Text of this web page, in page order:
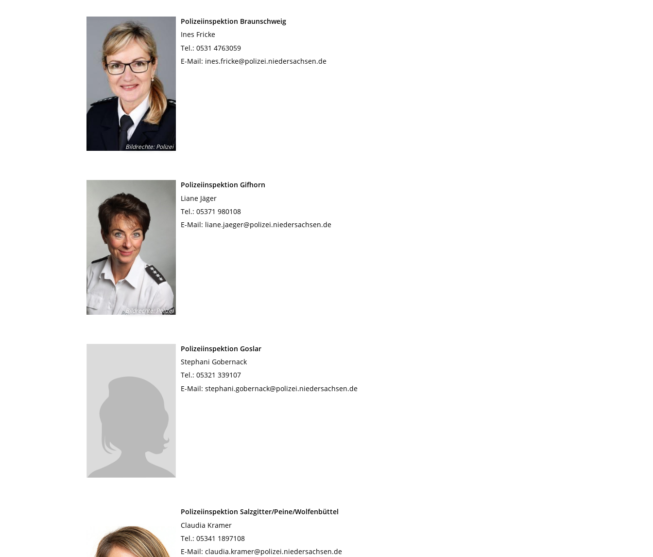
Bildrechte:Polizei
Polizeiinspektion Braunschweig
Ines Fricke
Tel.: 0531 4763059
E-Mail: ines.fricke@polizei.niedersachsen.de
Bildrechte:Polizei
Polizeiinspektion Gifhorn
Liane Jäger
Tel.: 05371 980108
E-Mail: liane.jaeger@polizei.niedersachsen.de
Polizeiinspektion Goslar
Stephani Gobernack
Tel.: 05321 339107
E-Mail: stephani.gobernack@polizei.niedersachsen.de
Polizeiinspektion Salzgitter/Peine/Wolfenbüttel
Claudia Kramer
Tel.: 05341 1897108
E-Mail: claudia.kramer@polizei.niedersachsen.de